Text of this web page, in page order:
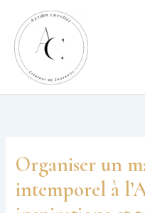
principal
contenu
Organiser un
intemporel à